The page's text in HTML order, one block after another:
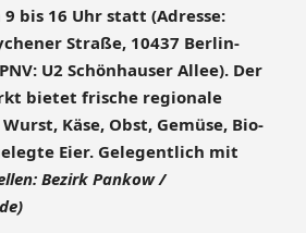
bis 16 Uhrstatt (Adresse:
Straße, 10437 Berlin-
U2 Schönhauser Allee). Der
bietet frische regionale
Käse, Obst, Gemüse, Bio-
Eier. Gelegentlich mit
Bezirk Pankow /